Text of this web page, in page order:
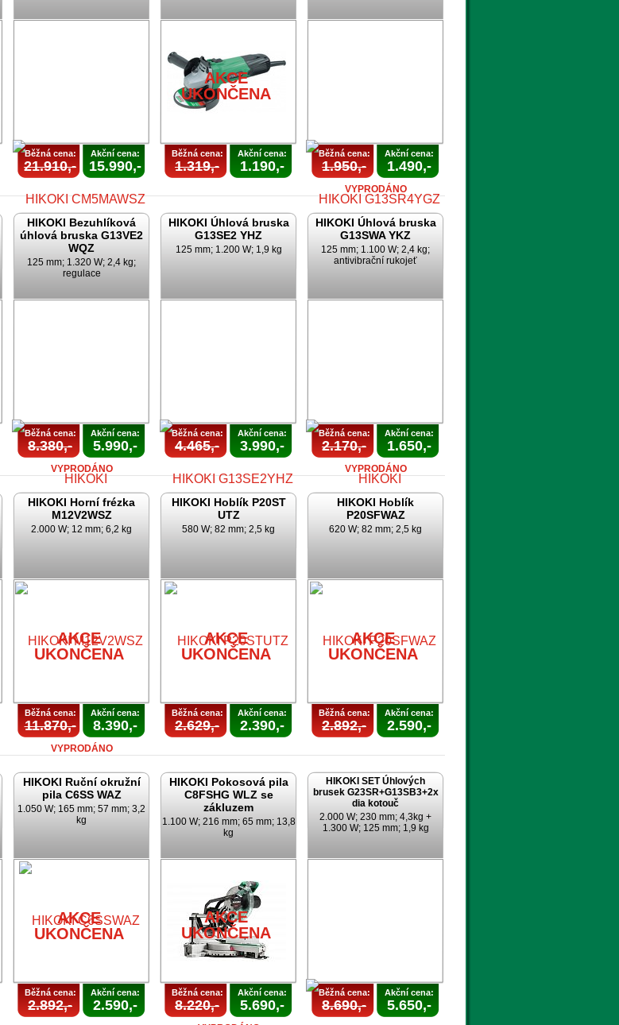
UKONČENA
Běžná cena:
21.910,-
Akční cena:
15.990,-
AKCE
UKONČENA
Běžná cena:
1.319,-
Akční cena:
1.190,-
Běžná cena:
1.950,-
Akční cena:
1.490,-
VYPRODÁNO
HIKOKI Bezuhlíková
úhlová bruska G13VE2
WQZ
125 mm; 1.320 W; 2,4 kg;
regulace
Běžná cena:
8.380,-
Akční cena:
5.990,-
VYPRODÁNO
HIKOKI Úhlová bruska
G13SE2 YHZ
125 mm; 1.200 W; 1,9 kg
Běžná cena:
4.465,-
Akční cena:
3.990,-
HIKOKI Úhlová bruska
G13SWA YKZ
125 mm; 1.100 W; 2,4 kg;
antivibrační rukojeť
Běžná cena:
2.170,-
Akční cena:
1.650,-
VYPRODÁNO
HIKOKI Horní frézka
M12V2WSZ
2.000 W; 12 mm; 6,2 kg
AKCE
UKONČENA
Běžná cena:
11.870,-
Akční cena:
8.390,-
VYPRODÁNO
HIKOKI Hoblík P20ST
UTZ
580 W; 82 mm; 2,5 kg
AKCE
UKONČENA
Běžná cena:
2.629,-
Akční cena:
2.390,-
HIKOKI Hoblík
P20SFWAZ
620 W; 82 mm; 2,5 kg
AKCE
UKONČENA
Běžná cena:
2.892,-
Akční cena:
2.590,-
HIKOKI Ruční okružní
pila C6SS WAZ
1.050 W; 165 mm; 57 mm; 3,2
kg
AKCE
UKONČENA
Běžná cena:
2.892,-
Akční cena:
2.590,-
HIKOKI Pokosová pila
C8FSHG WLZ se
zákluzem
1.100 W; 216 mm; 65 mm; 13,8
kg
AKCE
UKONČENA
Běžná cena:
8.220,-
Akční cena:
5.690,-
HIKOKI SET Úhlových
brusek G23SR+G13SB3+2x
dia kotouč
2.000 W; 230 mm; 4,3kg +
1.300 W; 125 mm; 1,9 kg
Běžná cena:
8.690,-
Akční cena:
5.650,-